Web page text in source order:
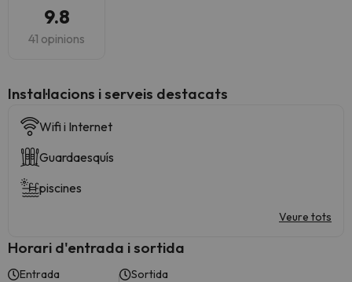
9.8
41 opinions
Instal·lacions i serveis destacats
Wifi i Internet
Guardaesquís
piscines
Veure tots
Horari d'entrada i sortida
Entrada Sortida